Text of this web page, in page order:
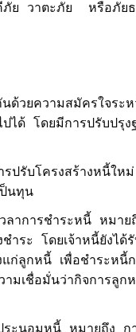
ะภัย หรือภัยธรร
ด้วยความสมัครใจระห
ด้ โดยมีการปรับปรุง
ปรับโครงสร้างหนี้ให
ป็นทุน
ลาการชำระหนี้ หมาย
ำระ โดยเจ้าหนี้ยังได้
ก่ลูกหนี้ เพื่อชำระหนี้
มเชื่อมั่นว่ากิจการลูก